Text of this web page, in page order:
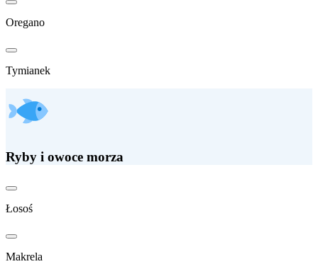
Oregano
Tymianek
Ryby i owoce morza
Łosoś
Makrela